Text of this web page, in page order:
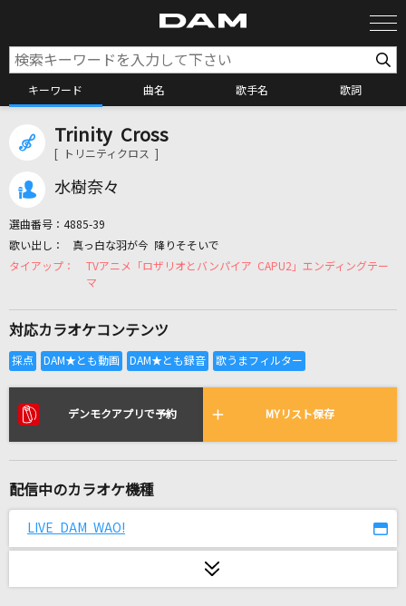
キーワード 曲名 歌手名 歌詞
カラオケ検索
カラオケリクエスト
全国りれき
リアルタイムで歌われている曲の一覧
Tiger
僕らまた
[生音]気まぐれロマンティック
Trinity Cross
[ トリニティクロス ]
水樹奈々
選曲番号： 4885-39
真っ白な羽が今 降りそそいで
TVアニメ「ロザリオとバンパイア CAPU2」エンディングテー
マ
対応カラオケコンテンツ
デンモクアプリで予約 MYリスト保存
配信中のカラオケ機種
LIVE DAM WAO!